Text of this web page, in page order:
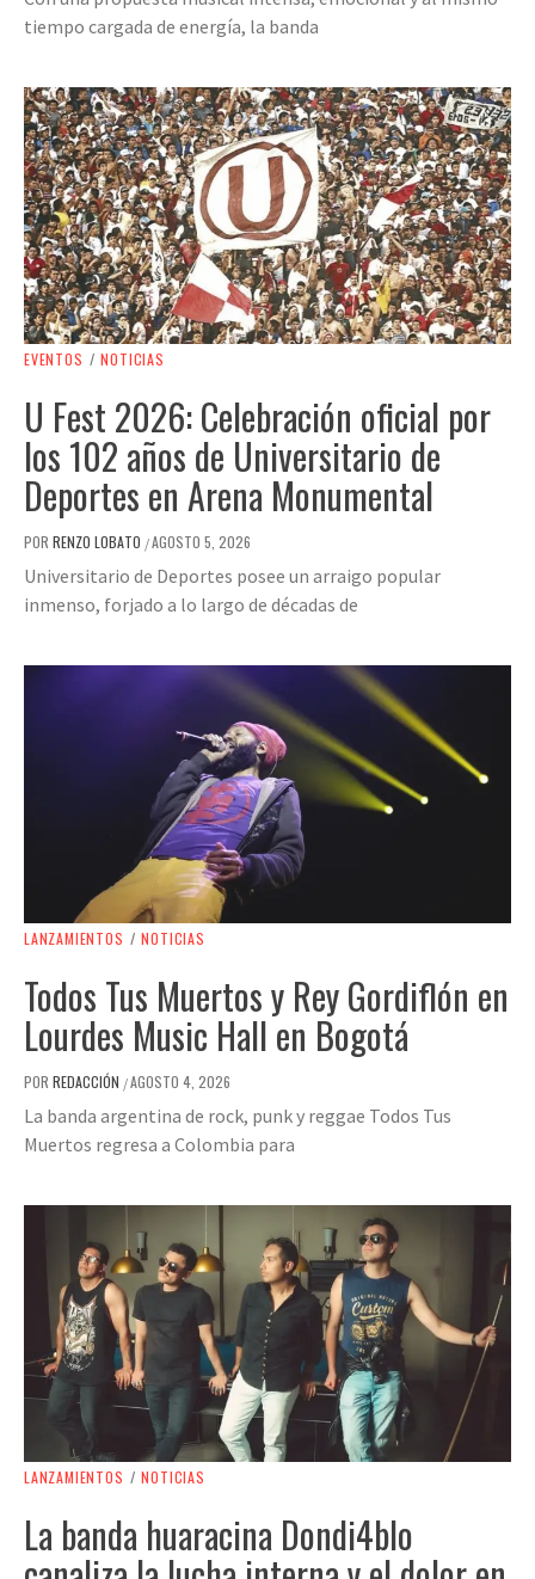
tiempo cargada de energía, la banda
EVENTOS / NOTICIAS
U Fest 2026: Celebración oficial por
los 102 años de Universitario de
Deportes en Arena Monumental
POR RENZO LOBATO /AGOSTO 5, 2026
Universitario de Deportes posee un arraigo popular
inmenso, forjado a lo largo de décadas de
LANZAMIENTOS / NOTICIAS
Todos Tus Muertos y Rey Gordiflón en
Lourdes Music Hall en Bogotá
POR REDACCIÓN /AGOSTO 4, 2026
La banda argentina de rock, punk y reggae Todos Tus
Muertos regresa a Colombia para
LANZAMIENTOS / NOTICIAS
La banda huaracina Dondi4blo